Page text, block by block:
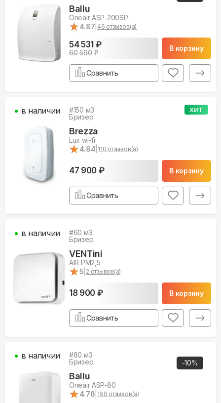
Ballu
Oneair ASP-200SP
★
★4.87 46 отзывов(а)
54 531 ₽
60 590₽
В корзину
Сравнить
ХИТ
#150 м3
Бризер
Brezza
Lux wi-fi
★
★4.84 110 отзывов(а)
47 900 ₽ В корзину
в наличии
Сравнить
#60 м3
Бризер
VENTini
AIR PM2,5
★
★5 2 отзывов(а)
18 900 ₽ В корзину
в наличии
Сравнить
-10%
#80 м3
Бризер
Ballu
Oneair ASP-80
★
★4.78 190 отзывов(а)
в наличии